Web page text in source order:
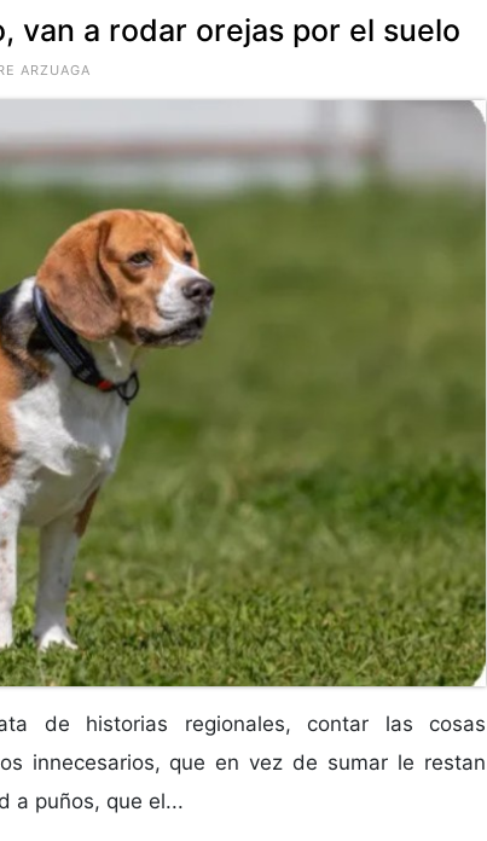
van a rodar orejas por el suelo
ARZUAGA
de historias regionales, contar las cosas
innecesarios, que en vez de sumar le restan
a puños, que el...